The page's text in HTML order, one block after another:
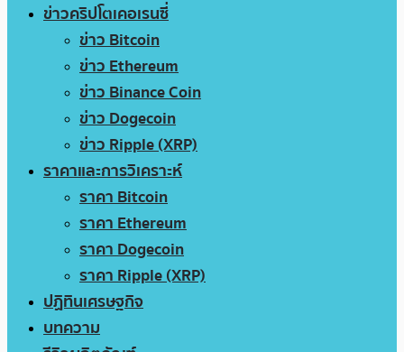
ข่าวคริปโตเคอเรนซี่
ข่าว Bitcoin
ข่าว Ethereum
ข่าว Binance Coin
ข่าว Dogecoin
ข่าว Ripple (XRP)
ราคาและการวิเคราะห์
ราคา Bitcoin
ราคา Ethereum
ราคา Dogecoin
ราคา Ripple (XRP)
ปฏิทินเศรษฐกิจ
บทความ